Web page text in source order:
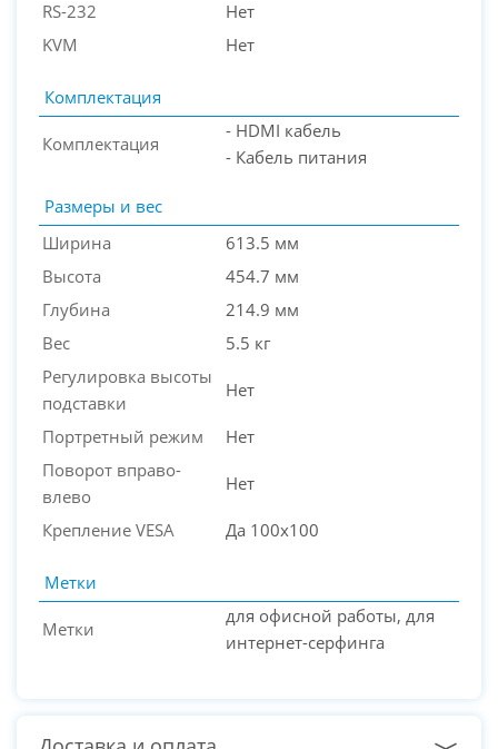
RS-232
Нет
KVM
Нет
Комплектация
Комплектация
- HDMI кабель
- Кабель питания
Размеры и вес
Ширина
613.5 мм
Высота
454.7 мм
Глубина
214.9 мм
Вес
5.5 кг
Регулировка высоты
подставки
Нет
Портретный режим
Нет
Поворот вправо-
влево
Нет
Крепление VESA Да 100x100
Метки
Метки
для офисной работы, для
интернет-серфинга